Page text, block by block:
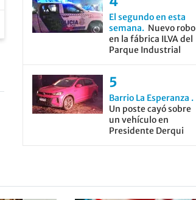
El segundo en esta
semana
Nuevo robo
en la fábrica ILVA del
Parque Industrial
Barrio La Esperanza
Un poste cayó sobre
un vehículo en
Presidente Derqui